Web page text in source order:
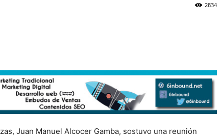
2834
Juan Manuel Alcocer Gamba, sostuvo una reunión